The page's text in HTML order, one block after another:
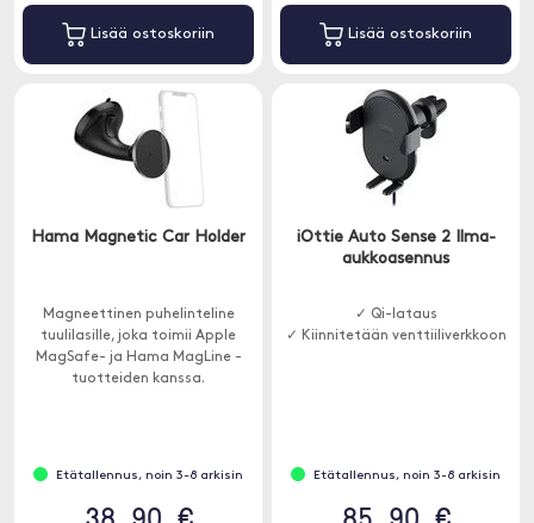
Lisää ostoskoriin Lisää ostoskoriin
Hama Magnetic Car Holder
Magneettinen puhelinteline
tuulilasille, joka toimii Apple
MagSafe- ja Hama MagLine -
tuotteiden kanssa.
Etätallennus, noin 3-8 arkisin
iOttie Auto Sense 2 Ilma-
aukkoasennus
✓ Qi-lataus
✓ Kiinnitetään venttiiliverkkoon
Etätallennus, noin 3-8 arkisin